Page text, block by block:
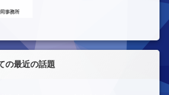
の最近の話題